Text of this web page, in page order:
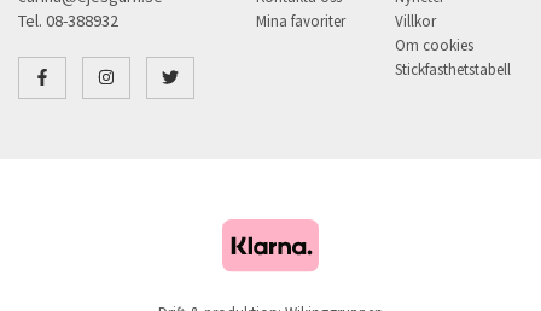
Tel. 08-388932
Mina favoriter
Villkor
Om cookies
Stickfasthetstabell